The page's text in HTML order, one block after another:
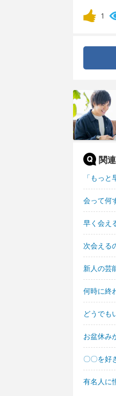
1
関
「もっ
会って何
早く会え
次会える
新人の芸
何時に終
どうでも
お盆休み
〇〇を好
有名人に